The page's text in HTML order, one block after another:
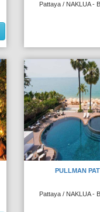
Pattaya / NAKLUA -
PULLMAN
Pattaya / NAKLUA -